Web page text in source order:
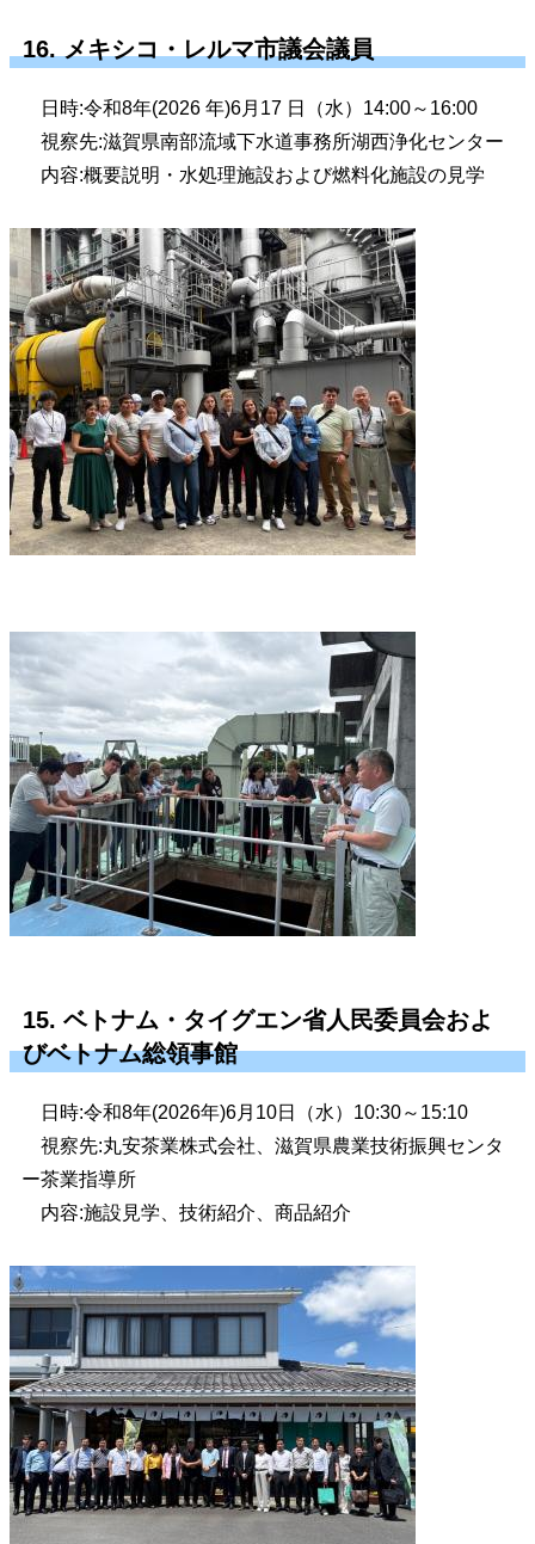
16. メキシコ・レルマ市議会議員
日時:令和8年(2026 年)6月17 日（水）14:00～16:00
視察先:滋賀県南部流域下水道事務所湖西浄化センター
内容:概要説明・水処理施設および燃料化施設の見学
15. ベトナム・タイグエン省人民委員会およ
びベトナム総領事館
日時:令和8年(2026年)6月10日（水）10:30～15:10
視察先:丸安茶業株式会社、滋賀県農業技術振興センタ
ー茶業指導所
内容:施設見学、技術紹介、商品紹介